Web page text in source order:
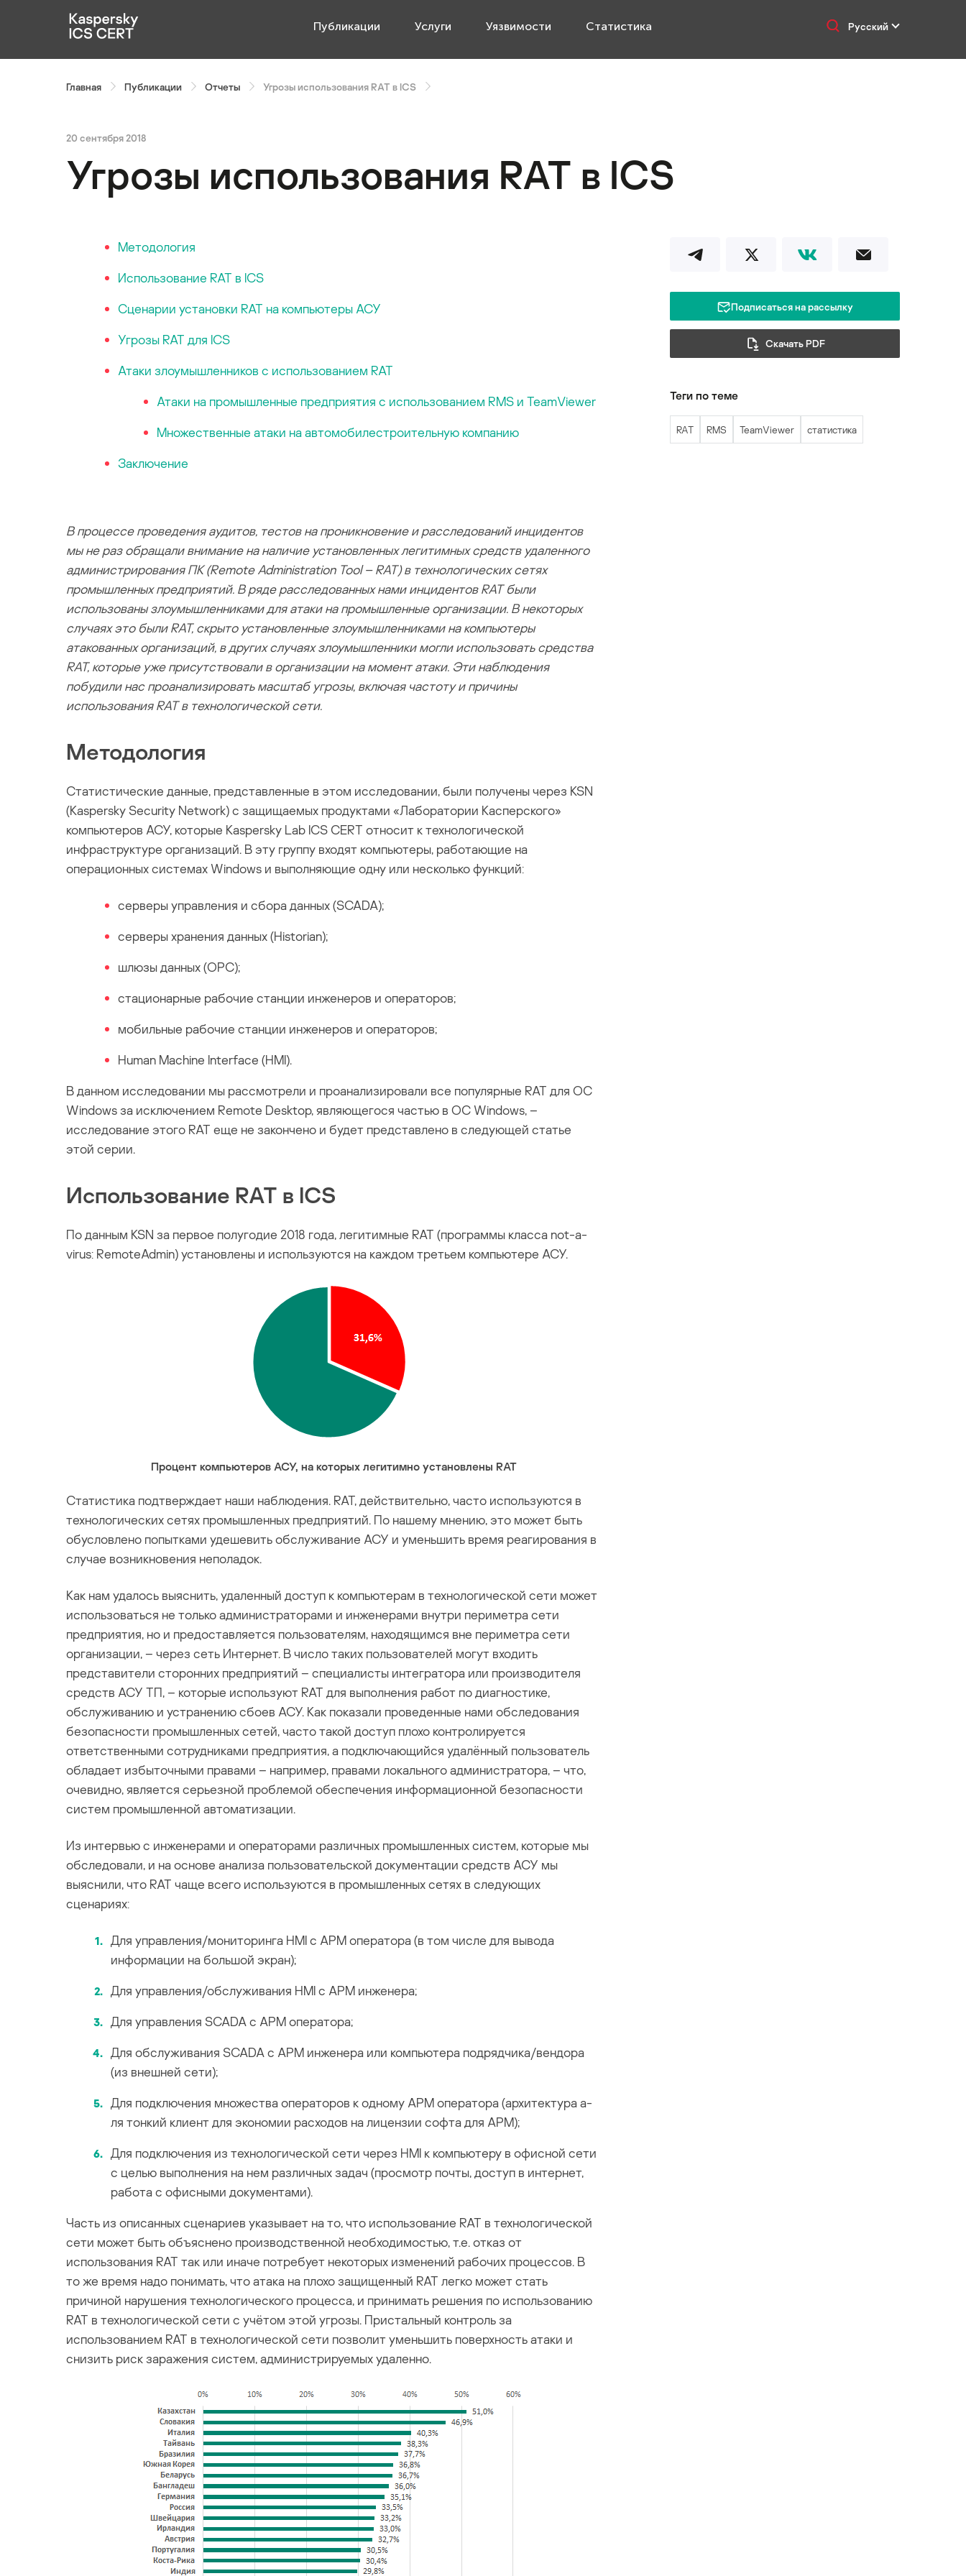
Публикации Услуги Уязвимости Статистика Русский
Уязвимости
Статистика
Оглавление:
Главная Публикации Отчеты Угрозы использования RAT в ICS
20 сентября 2018
Угрозы использования RAT в ICS
Методология
Использование RAT в ICS
Сценарии установки RAT на компьютеры АСУ
Угрозы RAT для ICS
Атаки злоумышленников с использованием RAT
Атаки на промышленные предприятия с использованием RMS и TeamViewer
Множественные атаки на автомобилестроительную компанию
Заключение
В процессе проведения аудитов, тестов на проникновение и расследований инцидентов
мы не раз обращали внимание на наличие установленных легитимных средств удаленного
администрирования ПК (Remote Administration Tool – RAT) в технологических сетях
промышленных предприятий. В ряде расследованных нами инцидентов RAT были
использованы злоумышленниками для атаки на промышленные организации. В некоторых
случаях это были RAT, скрыто установленные злоумышленниками на компьютеры
атакованных организаций, в других случаях злоумышленники могли использовать средства
RAT, которые уже присутствовали в организации на момент атаки. Эти наблюдения
побудили нас проанализировать масштаб угрозы, включая частоту и причины
использования RAT в технологической сети.
Методология
Статистические данные, представленные в этом исследовании, были получены через KSN
(Kaspersky Security Network) с защищаемых продуктами «Лаборатории Касперского»
компьютеров АСУ, которые Kaspersky Lab ICS CERT относит к технологической
инфраструктуре организаций. В эту группу входят компьютеры, работающие на
операционных системах Windows и выполняющие одну или несколько функций:
серверы управления и сбора данных (SCADA);
серверы хранения данных (Historian);
шлюзы данных (OPC);
стационарные рабочие станции инженеров и операторов;
мобильные рабочие станции инженеров и операторов;
Human Machine Interface (HMI).
В данном исследовании мы рассмотрели и проанализировали все популярные RAT для ОС
Windows за исключением Remote Desktop, являющегося частью в ОС Windows, –
исследование этого RAT еще не закончено и будет представлено в следующей статье
этой серии.
Использование RAT в ICS
По данным KSN за первое полугодие 2018 года, легитимные RAT (программы класса not-a-
virus: RemoteAdmin) установлены и используются на каждом третьем компьютере АСУ.
Процент компьютеров АСУ, на которых легитимно установлены RAT
Статистика подтверждает наши наблюдения. RAT, действительно, часто используются в
технологических сетях промышленных предприятий. По нашему мнению, это может быть
обусловлено попытками удешевить обслуживание АСУ и уменьшить время реагирования в
случае возникновения неполадок.
Как нам удалось выяснить, удаленный доступ к компьютерам в технологической сети может
использоваться не только администраторами и инженерами внутри периметра сети
предприятия, но и предоставляется пользователям, находящимся вне периметра сети
организации, – через сеть Интернет. В число таких пользователей могут входить
представители сторонних предприятий – специалисты интегратора или производителя
средств АСУ ТП, – которые используют RAT для выполнения работ по диагностике,
обслуживанию и устранению сбоев АСУ. Как показали проведенные нами обследования
безопасности промышленных сетей, часто такой доступ плохо контролируется
ответственными сотрудниками предприятия, а подключающийся удалённый пользователь
обладает избыточными правами – например, правами локального администратора, – что,
очевидно, является серьезной проблемой обеспечения информационной безопасности
систем промышленной автоматизации.
Из интервью с инженерами и операторами различных промышленных систем, которые мы
обследовали, и на основе анализа пользовательской документации средств АСУ мы
выяснили, что RAT чаще всего используются в промышленных сетях в следующих
сценариях:
Для управления/мониторинга HMI с АРМ оператора (в том числе для вывода
информации на большой экран);
Для управления/обслуживания HMI с АРМ инженера;
Для управления SCADA с АРМ оператора;
Для обслуживания SCADA c АРМ инженера или компьютера подрядчика/вендора
(из внешней сети);
Для подключения множества операторов к одному АРМ оператора (архитектура а-
ля тонкий клиент для экономии расходов на лицензии софта для АРМ);
Для подключения из технологической сети через HMI к компьютеру в офисной сети
с целью выполнения на нем различных задач (просмотр почты, доступ в интернет,
работа с офисными документами).
Часть из описанных сценариев указывает на то, что использование RAT в технологической
сети может быть объяснено производственной необходимостью, т.е. отказ от
использования RAT так или иначе потребует некоторых изменений рабочих процессов. В
то же время надо понимать, что атака на плохо защищенный RAT легко может стать
причиной нарушения технологического процесса, и принимать решения по использованию
RAT в технологической сети с учётом этой угрозы. Пристальный контроль за
использованием RAT в технологической сети позволит уменьшить поверхность атаки и
снизить риск заражения систем, администрируемых удаленно.
Подписаться на рассылку
Скачать PDF
Теги по теме
RAT RMS TeamViewer статистика